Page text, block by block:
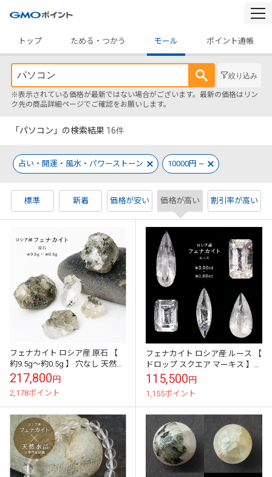
トップ
ためる・つかう モール ポイント通帳
絞り込み
※表示されている価格が最新ではない場合がございます。最新の価格はリン
ク先の商品詳細ページでご確認をお願いします。
「パソコン」の検索結果 16件
占い・開運・風水・パワーストーン 10000円 ~
標準 新着 価格が安い 価格が高い 割引率が高い
フェナカイト ロシア産 原石 【
約9.5g～約0.5g 】 穴なし 天然石
鑑賞 鉱物 浄化 お守り パワース
トーン コレクショ...
217,800円
2,178ポイント
フェナカイト ロシア産 ルース 【
ドロップ スクエア マーキス 】
裸石 穴なし Vカット 天然石 鑑賞
天然石 鉱物 浄化 お...
115,500円
1,155ポイント